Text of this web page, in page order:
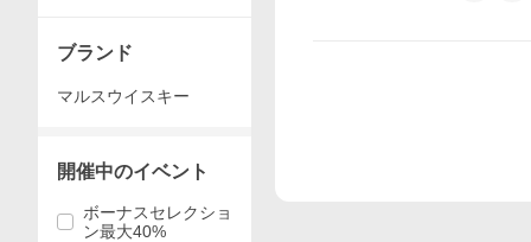
ブランド
マルスウイスキー
開催中のイベント
ボーナスセレクショ
ン最大40%